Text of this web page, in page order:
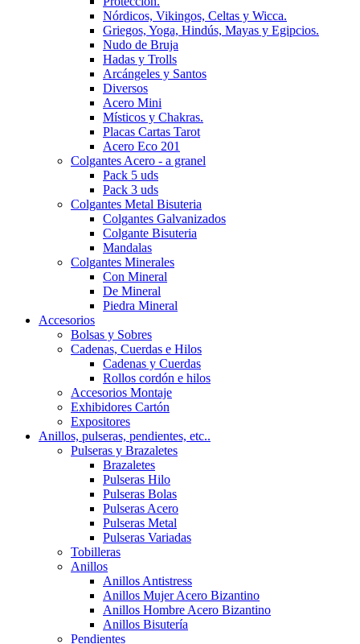
Nórdicos, Vikingos, Celtas y Wicca.
Griegos, Yoga, Hindús, Mayas y Egipcios.
Nudo de Bruja
Hadas y Trolls
Arcángeles y Santos
Diversos
Acero Mini
Místicos y Chakras.
Placas Cartas Tarot
Acero Eco 201
Colgantes Acero - a granel
Pack 5 uds
Pack 3 uds
Colgantes Metal Bisuteria
Colgantes Galvanizados
Colgante Bisuteria
Mandalas
Colgantes Minerales
Con Mineral
De Mineral
Piedra Mineral
Accesorios
Bolsas y Sobres
Cadenas, Cuerdas e Hilos
Cadenas y Cuerdas
Rollos cordón e hilos
Accesorios Montaje
Exhibidores Cartón
Expositores
Anillos, pulseras, pendientes, etc..
Pulseras y Brazaletes
Brazaletes
Pulseras Hilo
Pulseras Bolas
Pulseras Acero
Pulseras Metal
Pulseras Variadas
Tobilleras
Anillos
Anillos Antistress
Anillos Mujer Acero Bizantino
Anillos Hombre Acero Bizantino
Anillos Bisutería
Pendientes